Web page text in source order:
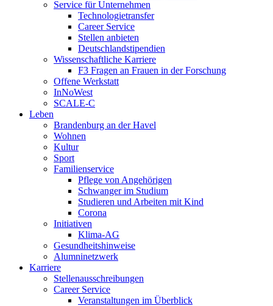
Service für Unternehmen
Technologietransfer
Career Service
Stellen anbieten
Deutschlandstipendien
Wissenschaftliche Karriere
F3 Fragen an Frauen in der Forschung
Offene Werkstatt
InNoWest
SCALE-C
Leben
Brandenburg an der Havel
Wohnen
Kultur
Sport
Familienservice
Pflege von Angehörigen
Schwanger im Studium
Studieren und Arbeiten mit Kind
Corona
Initiativen
Klima-AG
Gesundheitshinweise
Alumninetzwerk
Karriere
Stellenausschreibungen
Career Service
Veranstaltungen im Überblick